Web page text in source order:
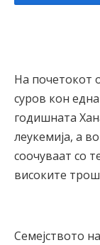
На почетокот
суров кон
годишната
леукемија, а
соочуваат со
високите
Семејството